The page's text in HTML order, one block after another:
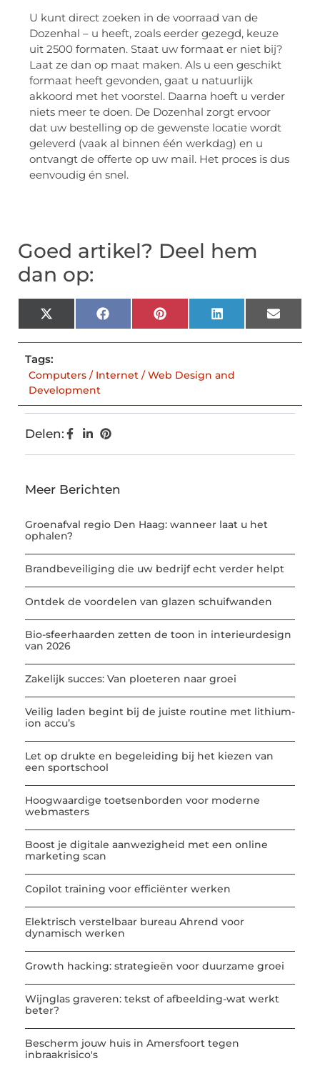
U kunt direct zoeken in de voorraad van de
Dozenhal – u heeft, zoals eerder gezegd, keuze
uit 2500 formaten. Staat uw formaat er niet bij?
Laat ze dan op maat maken. Als u een geschikt
formaat heeft gevonden, gaat u natuurlijk
akkoord met het voorstel. Daarna hoeft u verder
niets meer te doen. De Dozenhal zorgt ervoor
dat uw bestelling op de gewenste locatie wordt
geleverd (vaak al binnen één werkdag) en u
ontvangt de offerte op uw mail. Het proces is dus
eenvoudig én snel.
Goed artikel? Deel hem
dan op:
X
(Twitter)
FacebookPinterestLinkedInEmail
Tags:
Computers / Internet / Web Design and
Development
Delen:
Meer Berichten
Groenafval regio Den Haag: wanneer laat u het
ophalen?
Brandbeveiliging die uw bedrijf echt verder helpt
Ontdek de voordelen van glazen schuifwanden
Bio-sfeerhaarden zetten de toon in interieurdesign
van 2026
Zakelijk succes: Van ploeteren naar groei
Veilig laden begint bij de juiste routine met lithium-
ion accu’s
Let op drukte en begeleiding bij het kiezen van
een sportschool
Hoogwaardige toetsenborden voor moderne
webmasters
Boost je digitale aanwezigheid met een online
marketing scan
Copilot training voor efficiënter werken
Elektrisch verstelbaar bureau Ahrend voor
dynamisch werken
Growth hacking: strategieën voor duurzame groei
Wijnglas graveren: tekst of afbeelding-wat werkt
beter?
Bescherm jouw huis in Amersfoort tegen
inbraakrisico's